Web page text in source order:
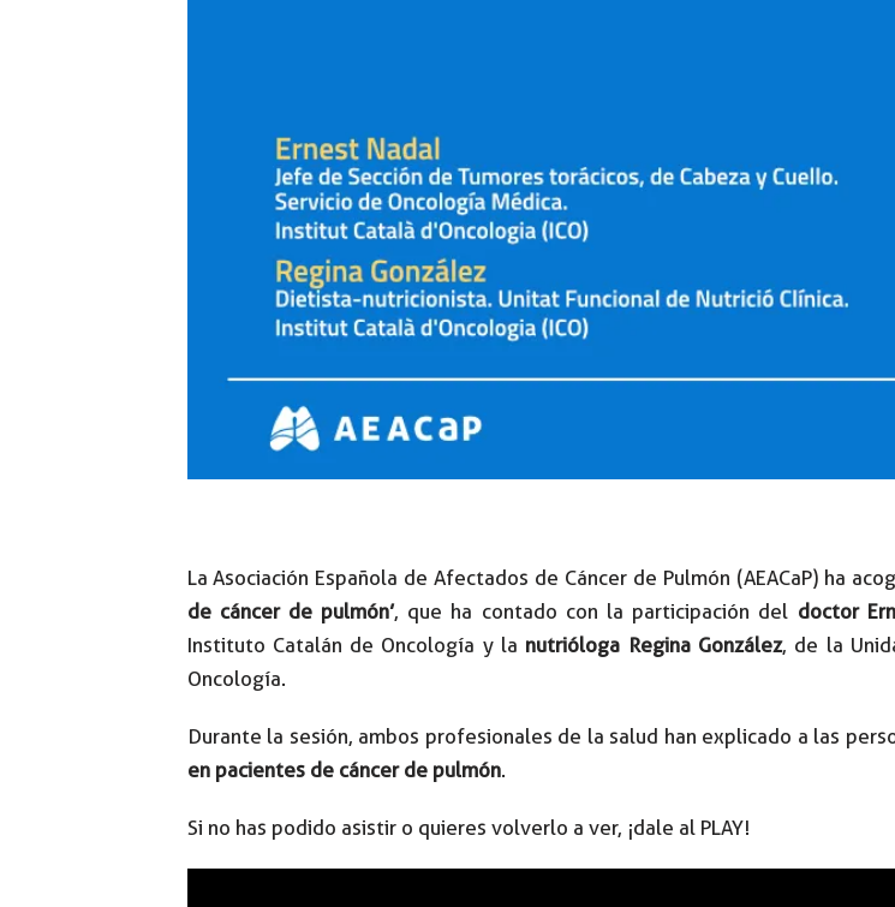
La Asociación Española de Afectados de Cáncer de Pulmón (AEACaP) ha
de cáncer de pulmón’, que ha contado con la participación del doctor
Instituto Catalán de Oncología y la nutrióloga Regina González, de la
Oncología.
Durante la sesión, ambos profesionales de la salud han explicado a las
en pacientes de cáncer de pulmón.
Si no has podido asistir o quieres volverlo a ver, ¡dale al PLAY!